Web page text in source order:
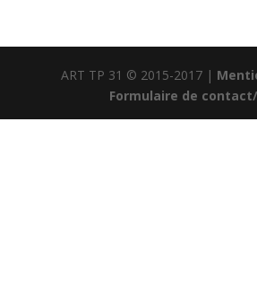
ART TP 31 © 2015-2017 |
Formulaire de